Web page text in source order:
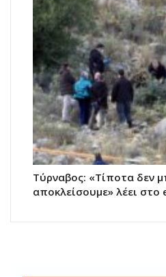
Τύρναβος: «Τίποτα δεν
αποκλείσουμε» λέει